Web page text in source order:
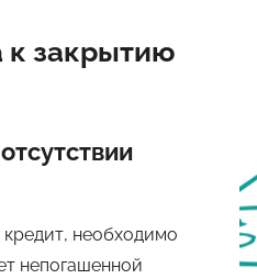
к закрытию
кредит, необходимо
непогашенной